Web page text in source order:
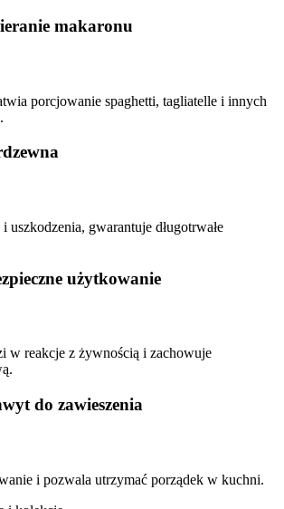
makaronu
porcjowanie spaghetti, tagliatelle i innych
uszkodzenia, gwarantuje długotrwałe
użytkowanie
w reakcje z żywnością i zachowuje
do zawieszenia
i pozwala utrzymać porządek w kuchni.